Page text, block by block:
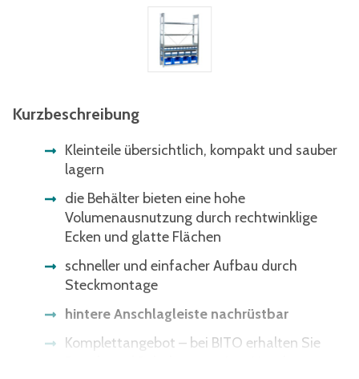
Kurzbeschreibung
Kleinteile übersichtlich, kompakt und sauber
lagern
die Behälter bieten eine hohe
Volumenausnutzung durch rechtwinklige
Ecken und glatte Flächen
schneller und einfacher Aufbau durch
Steckmontage
hintere Anschlagleiste nachrüstbar
Komplettangebot – bei BITO erhalten Sie